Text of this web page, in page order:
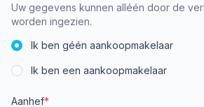
Uw gegevens kunnen alléén door de
worden ingezien.
Ik ben géén aankoopmakelaar
Ik ben een aankoopmakelaar
Aanhef*